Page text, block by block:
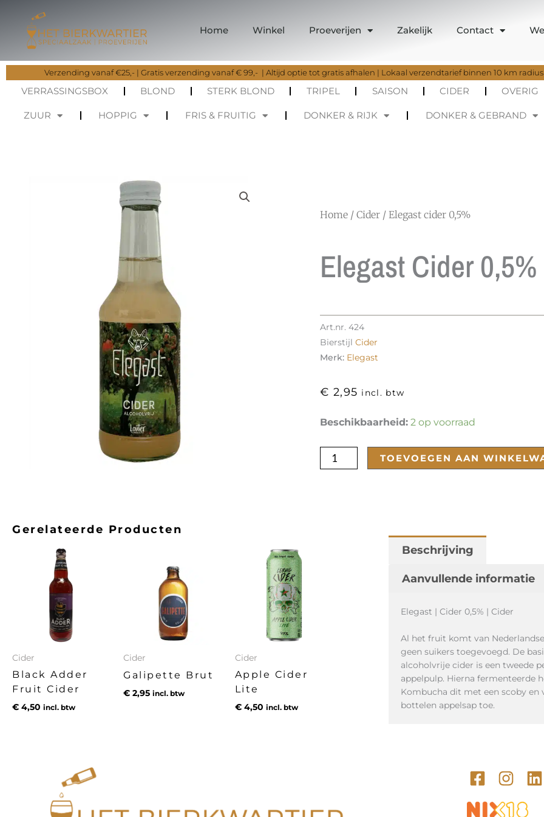
inhoud
Home Winkel Proeverijen Zakelijk Contact
Verzending vanaf €25,- | Gratis verzending vanaf € 99,- | Altijd optie tot gratis afhalen | Lokaal verzendtarief binnen 10 km radius
VERRASSINGSBOX BLOND STERK BLOND TRIPEL SAISON CIDER OVERIG
ZUUR HOPPIG FRIS & FRUITIG DONKER & RIJK DONKER & GEBRAND
Home /Cider / Elegast cider 0,5%
Elegast Cider 0,5%
Art.nr.424
Bierstijl Cider
Merk: Elegast
€ 2,95 incl. btw
Beschikbaarheid: 2 op voorraad
Elegast
0,5%
aantal
TOEVOEGEN AAN
Gerelateerde Producten
Cider
Black Adder
Fruit Cider
€ 4,50 incl. btw
Cider
Galipette Brut
€ 2,95 incl. btw
Cider
Apple Cider
Lite
€4,50 incl. btw
Beschrijving
Aanvullende informatie
Elegast | Cider 0,5% | Cider
Al het fruit komt van
geen suikers toegevoegd. De
alcoholvrije cider is een tweede
appelpulp. Hierna fermenteerde
Kombucha dit met een scoby en
bottelen appelsap toe.